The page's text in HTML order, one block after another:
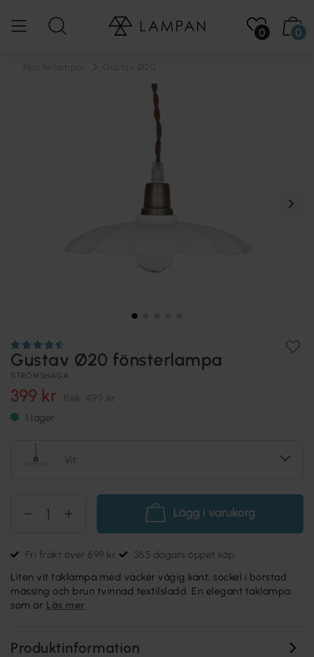
0 0
Gustav Ø20 fönsterlampa
STRÖMSHAGA
399 kr Rek. 499 kr
I lager
Vit
Lägg i varukorg
Fri frakt över 699 kr 365 dagars öppet köp
Liten vit taklampa med vacker vågig kant, sockel i borstad
mässing och brun tvinnad textilsladd. En elegant taklampa
som är Läs mer
Produktinformation